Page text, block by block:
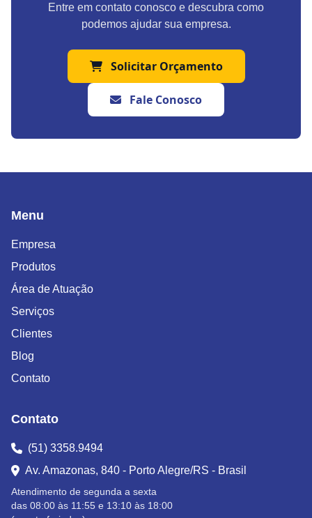
Entre em contato conosco e descubra como
podemos ajudar sua empresa.
Solicitar Orçamento
Fale Conosco
Menu
Empresa
Produtos
Área de Atuação
Serviços
Clientes
Blog
Contato
Contato
(51) 3358.9494
Av. Amazonas, 840 - Porto Alegre/RS - Brasil
Atendimento de segunda a sexta
das 08:00 às 11:55 e 13:10 às 18:00